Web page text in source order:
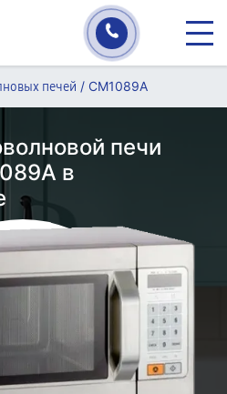
печей / CM1089A
печи
в